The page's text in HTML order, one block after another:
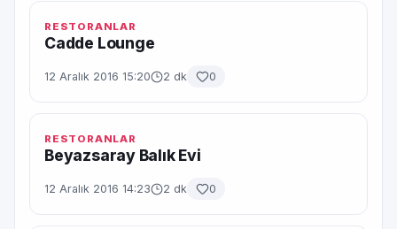
RESTORANLAR
Cadde Lounge
12 Aralık 2016 15:20 2 dk 0
RESTORANLAR
Beyazsaray Balık Evi
12 Aralık 2016 14:23 2 dk 0